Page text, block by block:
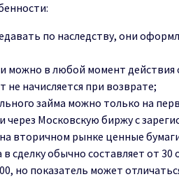
по наследству, они
можно в любой момент действия
не начисляется при возврате;
займа можно только на
через Московскую биржу с
вторичном рынке ценные
сделку обычно составляет от 30
но показатель может